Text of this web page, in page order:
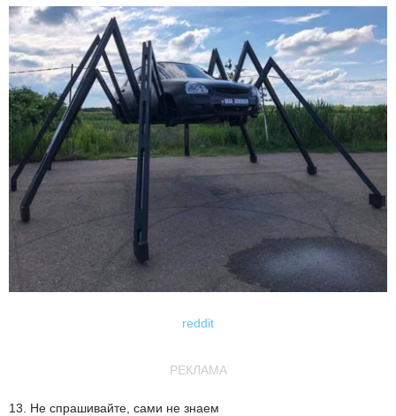
reddit
РЕКЛАМА
13. Не спрашивайте, сами не знаем